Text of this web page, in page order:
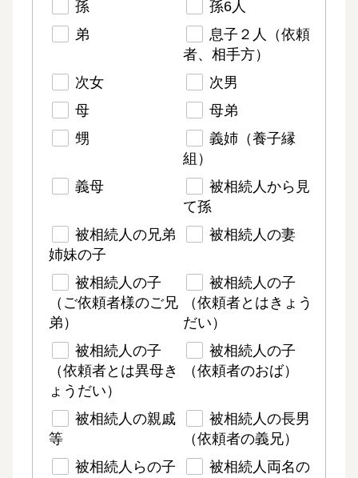
孫
孫6人
弟
息子２人（依頼
者、相手方）
次女
次男
母
母弟
甥
義姉（養子縁
組）
義母
被相続人から見
て孫
被相続人の兄弟
姉妹の子
被相続人の妻
被相続人の子
（ご依頼者様のご兄
弟）
被相続人の子
（依頼者とはきょう
だい）
被相続人の子
（依頼者とは異母き
ょうだい）
被相続人の子
（依頼者のおば）
被相続人の親戚
等
被相続人の長男
（依頼者の義兄）
被相続人らの子
被相続人両名の